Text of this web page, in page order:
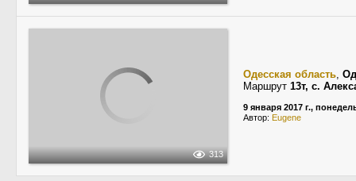
313
Одесская область,
Маршрут 13т, с.
9 января 2017 г.,
Автор: Eugene